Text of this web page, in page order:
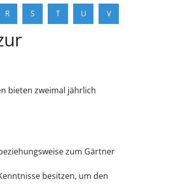
R S T U V
bieten zweimal jährlich
zum Gärtner
besitzen, um den